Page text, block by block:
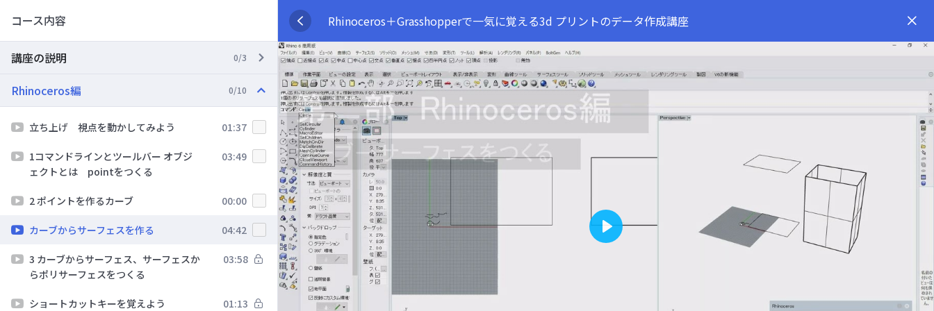
コース内容
講座の説明 0/3
Rhinoceros編 0/10
立ち上げ 視点を動かしてみよう 01:37
1コマンドラインとツールバー オブジ
ェクトとは pointをつくる
03:49
2 ポイントを作るカーブ 00:00
カーブからサーフェスを作る 04:42
3 カーブからサーフェス、サーフェスか
らポリサーフェスをつくる
03:58
ショートカットキーを覚えよう 01:13
Rhinoceros＋Grasshopperで一気に覚える3d プリントのデータ作成講座
Play